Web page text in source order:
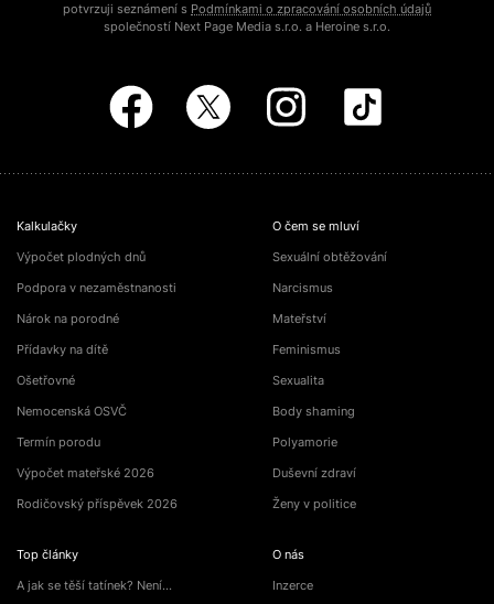
potvrzuji seznámení s Podmínkami o zpracování osobních údajů
společností Next Page Media s.r.o. a Heroine s.r.o.
Kalkulačky
Výpočet plodných dnů
Podpora v nezaměstnanosti
Nárok na porodné
Přídavky na dítě
Ošetřovné
Nemocenská OSVČ
Termín porodu
Výpočet mateřské 2026
Rodičovský příspěvek 2026
Top články
A jak se těší tatínek? Není…
O čem se mluví
Sexuální obtěžování
Narcismus
Mateřství
Feminismus
Sexualita
Body shaming
Polyamorie
Duševní zdraví
Ženy v politice
O nás
Inzerce